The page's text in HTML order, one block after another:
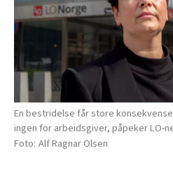
En bestridelse får store
ingen for arbeidsgiver, påpeker LO-
Alf Ragnar Olsen